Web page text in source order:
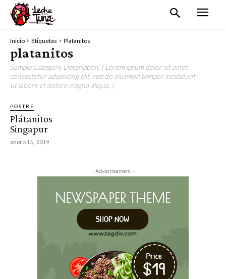
Inicio Etiquetas Platanitos
platanitos
Sample Category Description. ( Lorem ipsum dolor sit amet,
consectetur adipisicing elit, sed do eiusmod tempor incididunt
ut labore et dolore magna aliqua. )
POSTRE
Plátanitos
Singapur
enero 15, 2019
- Advertisement -